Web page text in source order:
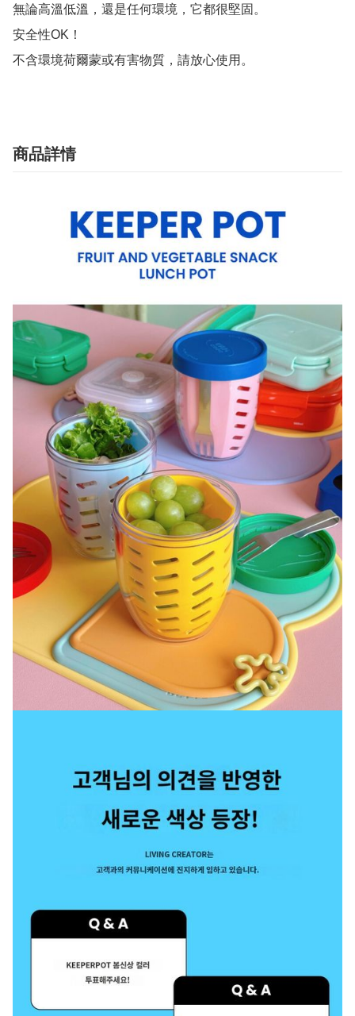
無論高溫低溫，還是任何環境，它都很堅固。
安全性OK！
不含環境荷爾蒙或有害物質，請放心使用。
商品詳情